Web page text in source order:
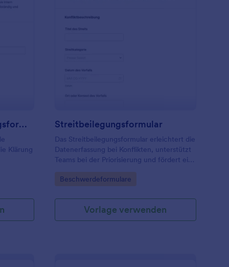
Für Mitarbeitende
Beschwerdeuntersuchungsformular Für Mitarbeitende
Klärung
Streitbeilegungsformular
Das Streitbeilegungsformular erleichtert die
Datenerfassung bei Konflikten, unterstützt
Teams bei der Priorisierung und fördert eine
Vereinen oder Servicebereichen mit
Go to Category:
Beschwerdeformulare
Vorlage verwenden